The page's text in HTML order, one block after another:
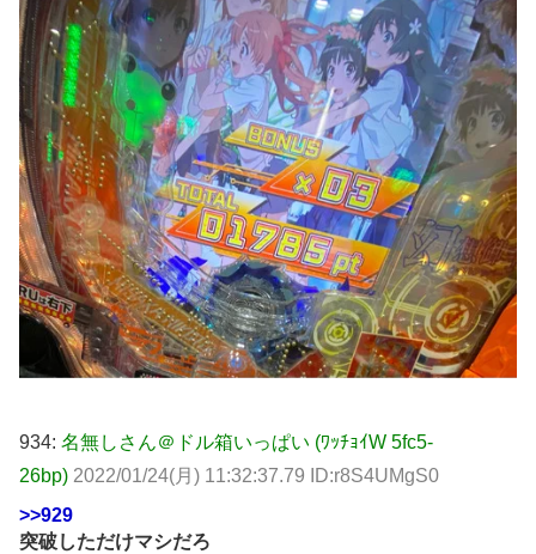
934: 名無しさん＠ドル箱いっぱい (ﾜｯﾁｮｲW 5fc5-
26bp) 2022/01/24(月) 11:32:37.79 ID:r8S4UMgS0
>>929
突破しただけマシだろ